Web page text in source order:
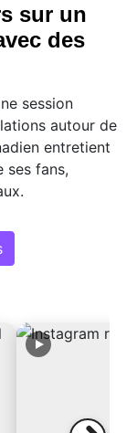
sur un
des
session
autour de
entretient
ses fans,